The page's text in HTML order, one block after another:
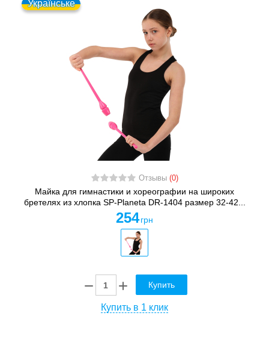
Українське
Отзывы (0)
Майка для гимнастики и хореографии на широких
бретелях из хлопка SP-Planeta DR-1404 размер 32-42...
254 грн
Купить
Купить в 1 клик